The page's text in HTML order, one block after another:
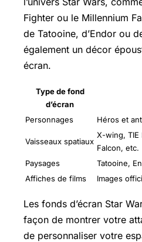
Fighter ou le Millennium
de Tatooine, d’Endor ou
également un décor
écran.
Type de fond
d’écran
Personnages Héros et
Vaisseaux spatiaux
X-wing, TIE
Falcon, etc.
Paysages
Tatooine,
Affiches de films
Images
Les fonds d’écran Star
façon de montrer votre
de personnaliser votre